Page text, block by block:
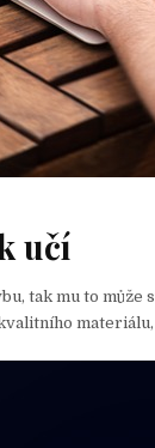
učí
tak mu to